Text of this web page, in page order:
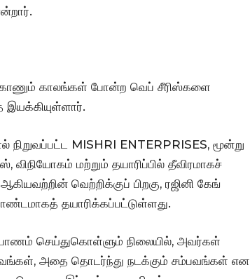
காணும் காலங்கள் போன்ற வெப் சீரிஸ்களை
MISHRI ENTERPRISES, மூன்று
மற்றும் தயாரிப்பில் தீவிரமாகச்
வெற்றிக்குப் பிறகு, ரஜினி கேங்
தயாரிக்கப்பட்டுள்ளது.
செய்துகொள்ளும் நிலையில், அவர்கள்
அதை தொடர்ந்து நடக்கும் சம்பவங்கள் என